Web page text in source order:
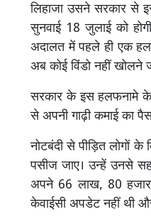
लिहाजा उसने सरकार से
सुनवाई 18 जुलाई को
अदालत में पहले ही एक
अब कोई विंडो नहीं खोलने
सरकार के इस हलफनामे के
से अपनी गाढ़ी कमाई का
नोटबंदी से पीड़ित लोगों
पसीज जाए। उन्हें उनसे
अपने 66 लाख, 80
केवाईसी अपडेट नहीं थी